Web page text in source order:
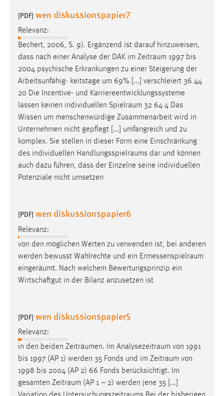
[PDF] wen diskussionspapier7
Relevanz:
Bechert, 2006, S. 9). Ergänzend ist darauf hinzuweisen,
dass nach einer Analyse der DAK im Zeitraum 1997 bis
2004 psychische Erkrankungen zu einer Steigerung der
Arbeitsunfähig- keitstage um 69% [...] verschleiert 36 44
20 Die Incentive- und Karriereentwicklungssysteme
lassen keinen individuellen Spielraum 32 64 4 Das
Wissen um menschenwürdige Zusammenarbeit wird in
Unternehmen nicht gepflegt [...] umfangreich und zu
komplex. Sie stellen in dieser Form eine Einschränkung
des individuellen Handlungsspielraums dar und können
auch dazu führen, dass der Einzelne seine individuellen
Potenziale nicht umsetzen
[PDF] wen diskussionspapier6
Relevanz:
von den möglichen Werten zu verwenden ist, bei anderen
werden bewusst Wahlrechte und ein Ermessenspielraum
eingeräumt. Nach welchem Bewertungsprinzip ein
Wirtschaftgut in der Bilanz anzusetzen ist
[PDF] wen diskussionspapier5
Relevanz:
in den beiden Zeiträumen. Im Analysezeitraum von 1991
bis 1997 (AP 1) werden 35 Fonds und im Zeitraum von
1998 bis 2004 (AP 2) 66 Fonds berücksichtigt. Im
gesamten Zeitraum (AP 1 – 2) werden jene 35 [...]
MARKETING
Marketing Cookies werden von Drittanbietern
verwendet, um personalisierte Werbung anzuzeigen.
Sie tun dies, indem sie Besucher über Websites
hinweg verfolgen.
Google Ads
Anbieter:
Google Ireland Limited
Zweck:
Conversion-Tracking
3 Monate
Facebook Pixel
Name:
_fbp
Zweck:
Conversion-Tracking
Cookie Laufzeit:
3 Monate